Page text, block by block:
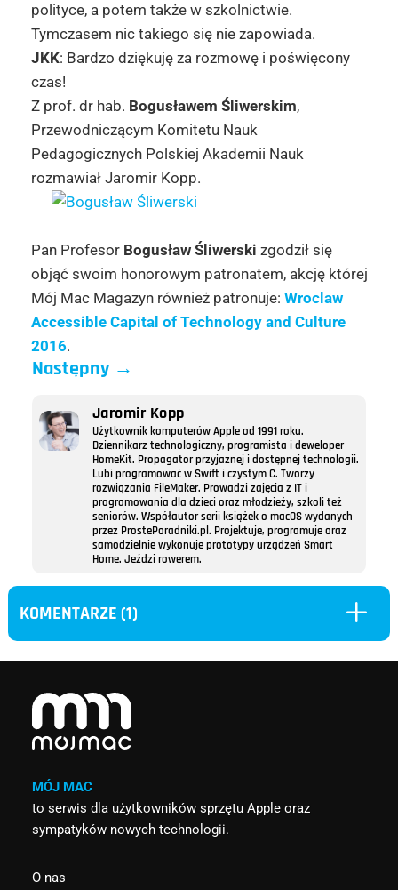
polityce, a potem także w szkolnictwie.
Tymczasem nic takiego się nie zapowiada.
JKK: Bardzo dziękuję za rozmowę i poświęcony
czas!
Z prof. dr hab. Bogusławem Śliwerskim,
Przewodniczącym Komitetu Nauk
Pedagogicznych Polskiej Akademii Nauk
rozmawiał Jaromir Kopp.
Pan Profesor Bogusław Śliwerski zgodził się
objąć swoim honorowym patronatem, akcję której
Mój Mac Magazyn również patronuje: Wroclaw
Accessible Capital of Technology and Culture
2016.
Następny→
Jaromir Kopp
Użytkownik komputerów Apple od 1991 roku.
Dziennikarz technologiczny, programista i deweloper
HomeKit. Propagator przyjaznej i dostępnej technologii.
Lubi programować w Swift i czystym C. Tworzy
rozwiązania FileMaker. Prowadzi zajęcia z IT i
programowania dla dzieci oraz młodzieży, szkoli też
seniorów. Współautor serii książek o macOS wydanych
przez ProstePoradniki.pl. Projektuje, programuje oraz
samodzielnie wykonuje prototypy urządzeń Smart
Home. Jeździ rowerem.
KOMENTARZE (1) L
MÓJ MAC
to serwis dla użytkowników sprzętu Apple oraz
sympatyków nowych technologii.
O nas